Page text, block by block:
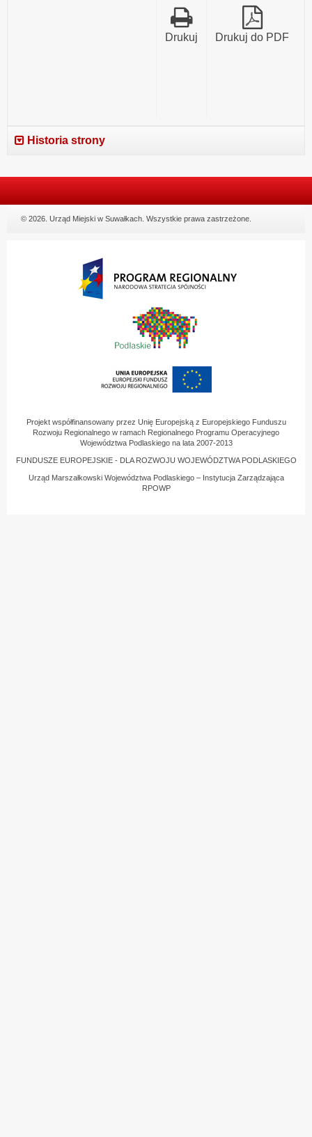
Działalności
Pożytku
Publicznego
Drukuj do PDF
Drukuj
Historia strony
© 2026. Urząd Miejski w Suwałkach. Wszystkie prawa zastrzeżone.
Projekt współfinansowany przez Unię Europejską z Europejskiego Funduszu
Rozwoju Regionalnego w ramach Regionalnego Programu Operacyjnego
Województwa Podlaskiego na lata 2007-2013
FUNDUSZE EUROPEJSKIE - DLA ROZWOJU WOJEWÓDZTWA PODLASKIEGO
Urząd Marszałkowski Województwa Podlaskiego – Instytucja Zarządzająca
RPOWP